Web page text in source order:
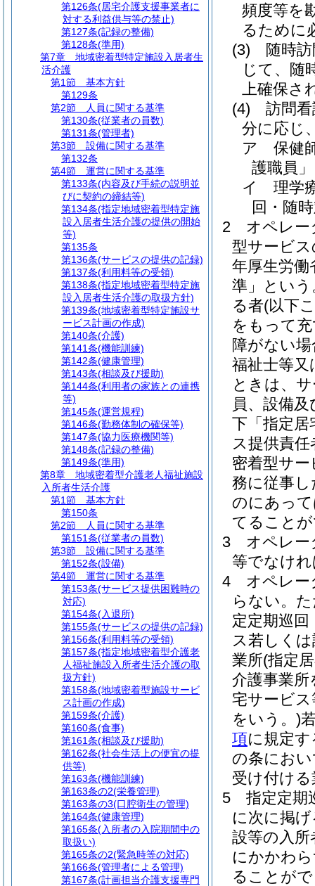
頻度等を
るために
(3)
随時
じて、随
上確保さ
(4)
訪問
分に応じ
ア
保健
護職員
イ
理学
回・随
2
オペレー
型サービ
年厚生労働
準」という
る者(以下
をもって
障がない
福祉士等又
ときは、
員、設備
下「指定
ス提供責
密着型サ
務に従事
のにあっ
てること
3
オペレー
等でなけ
4
オペレー
らない。
定定期巡
ス若しく
業所(指定
介護事業
宅サービス
をいう。)
項に規定
の条にお
受け付け
5
指定定期
に次に掲
設等の入
にかかわ
ることが
第126条(居宅介護支援事業者に
対する利益供与等の禁止)
第127条(記録の整備)
第128条(準用)
第7章
地域密着型特定施設入居者生
活介護
第1節
基本方針
第129条
第2節
人員に関する基準
第130条(従業者の員数)
第131条(管理者)
第3節
設備に関する基準
第132条
第4節
運営に関する基準
第133条(内容及び手続の説明並
びに契約の締結等)
第134条(指定地域密着型特定施
設入居者生活介護の提供の開始
等)
第135条
第136条(サービスの提供の記録)
第137条(利用料等の受領)
第138条(指定地域密着型特定施
設入居者生活介護の取扱方針)
第139条(地域密着型特定施設サ
ービス計画の作成)
第140条(介護)
第141条(機能訓練)
第142条(健康管理)
第143条(相談及び援助)
第144条(利用者の家族との連携
等)
第145条(運営規程)
第146条(勤務体制の確保等)
第147条(協力医療機関等)
第148条(記録の整備)
第149条(準用)
第8章
地域密着型介護老人福祉施設
入所者生活介護
第1節
基本方針
第150条
第2節
人員に関する基準
第151条(従業者の員数)
第3節
設備に関する基準
第152条(設備)
第4節
運営に関する基準
第153条(サービス提供困難時の
対応)
第154条(入退所)
第155条(サービスの提供の記録)
第156条(利用料等の受領)
第157条(指定地域密着型介護老
人福祉施設入所者生活介護の取
扱方針)
第158条(地域密着型施設サービ
ス計画の作成)
第159条(介護)
第160条(食事)
第161条(相談及び援助)
第162条(社会生活上の便宜の提
供等)
第163条(機能訓練)
第163条の2(栄養管理)
第163条の3(口腔衛生の管理)
第164条(健康管理)
第165条(入所者の入院期間中の
取扱い)
第165条の2(緊急時等の対応)
第166条(管理者による管理)
第167条(計画担当介護支援専門